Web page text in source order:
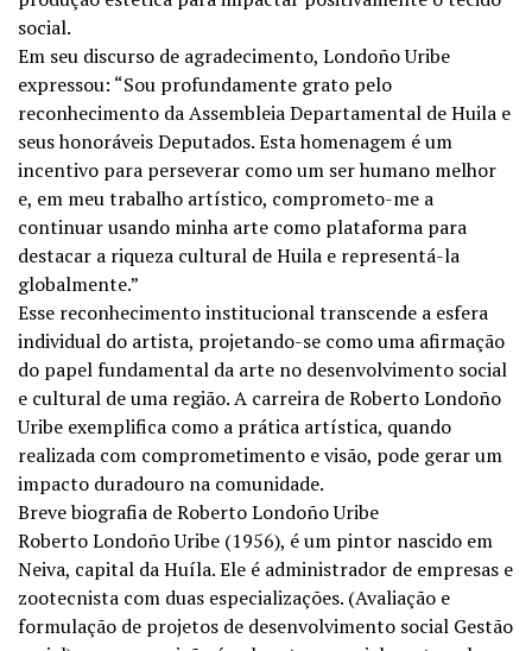
social.
Em seu discurso de agradecimento, Londoño Uribe
expressou: “Sou profundamente grato pelo
reconhecimento da Assembleia Departamental de Huila e
seus honoráveis Deputados. Esta homenagem é um
incentivo para perseverar como um ser humano melhor
e, em meu trabalho artístico, comprometo-me a
continuar usando minha arte como plataforma para
destacar a riqueza cultural de Huila e representá-la
globalmente.”
Esse reconhecimento institucional transcende a esfera
individual do artista, projetando-se como uma afirmação
do papel fundamental da arte no desenvolvimento social
e cultural de uma região. A carreira de Roberto Londoño
Uribe exemplifica como a prática artística, quando
realizada com comprometimento e visão, pode gerar um
impacto duradouro na comunidade.
Breve biografia de Roberto Londoño Uribe
Roberto Londoño Uribe (1956), é um pintor nascido em
Neiva, capital da Huíla. Ele é administrador de empresas e
zootecnista com duas especializações. (Avaliação e
formulação de projetos de desenvolvimento social Gestão